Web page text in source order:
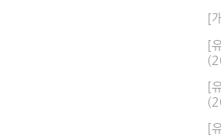
[
[
[
[